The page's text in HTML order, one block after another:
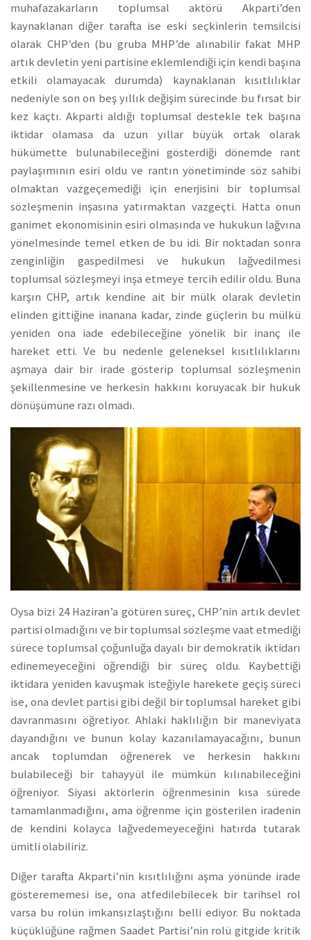
muhafazakarların toplumsal aktörü Akparti’den
kaynaklanan diğer tarafta ise eski seçkinlerin temsilcisi
olarak CHP’den (bu gruba MHP’de alınabilir fakat MHP
artık devletin yeni partisine eklemlendiği için kendi başına
etkili olamayacak durumda) kaynaklanan kısıtlılıklar
nedeniyle son on beş yıllık değişim sürecinde bu fırsat bir
kez kaçtı. Akparti aldığı toplumsal destekle tek başına
iktidar olamasa da uzun yıllar büyük ortak olarak
hükümette bulunabileceğini gösterdiği dönemde rant
paylaşımının esiri oldu ve rantın yönetiminde söz sahibi
olmaktan vazgeçemediği için enerjisini bir toplumsal
sözleşmenin inşasına yatırmaktan vazgeçti. Hatta onun
ganimet ekonomisinin esiri olmasında ve hukukun lağvına
yönelmesinde temel etken de bu idi. Bir noktadan sonra
zenginliğin gaspedilmesi ve hukukun lağvedilmesi
toplumsal sözleşmeyi inşa etmeye tercih edilir oldu. Buna
karşın CHP, artık kendine ait bir mülk olarak devletin
elinden gittiğine inanana kadar, zinde güçlerin bu mülkü
yeniden ona iade edebileceğine yönelik bir inanç ile
hareket etti. Ve bu nedenle geleneksel kısıtlılıklarını
aşmaya dair bir irade gösterip toplumsal sözleşmenin
şekillenmesine ve herkesin hakkını koruyacak bir hukuk
dönüşümüne razı olmadı.
Oysa bizi 24 Haziran’a götüren süreç, CHP’nin artık devlet
partisi olmadığını ve bir toplumsal sözleşme vaat etmediği
sürece toplumsal çoğunluğa dayalı bir demokratik iktidarı
edinemeyeceğini öğrendiği bir süreç oldu. Kaybettiği
iktidara yeniden kavuşmak isteğiyle harekete geçiş süreci
ise, ona devlet partisi gibi değil bir toplumsal hareket gibi
davranmasını öğretiyor. Ahlaki haklılığın bir maneviyata
dayandığını ve bunun kolay kazanılamayacağını, bunun
ancak toplumdan öğrenerek ve herkesin hakkını
bulabileceği bir tahayyül ile mümkün kılınabileceğini
öğreniyor. Siyasi aktörlerin öğrenmesinin kısa sürede
tamamlanmadığını, ama öğrenme için gösterilen iradenin
de kendini kolayca lağvedemeyeceğini hatırda tutarak
ümitli olabiliriz.
Diğer tarafta Akparti’nin kısıtlılığını aşma yönünde irade
gösterememesi ise, ona atfedilebilecek bir tarihsel rol
varsa bu rolün imkansızlaştığını belli ediyor. Bu noktada
küçüklüğüne rağmen Saadet Partisi’nin rolü gitgide kritik